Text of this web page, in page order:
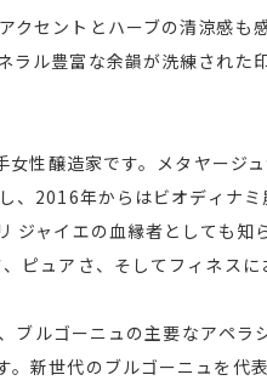
クセントとハーブの清涼感も
ラル豊富な余韻が洗練された
性醸造家です。メタヤージュ
、2016年からはビオディナミ
ジャイエの血縁者としても知
ピュアさ、そしてフィネスに
ブルゴーニュの主要なアペラ
。新世代のブルゴーニュを代